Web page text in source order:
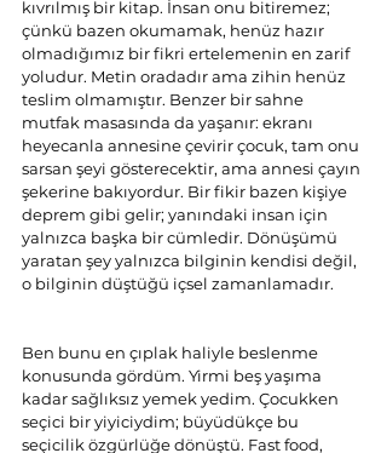
kıvrılmış bir kitap. İnsan onu bitiremez;
çünkü bazen okumamak, henüz hazır
olmadığımız bir fikri ertelemenin en zarif
yoludur. Metin oradadır ama zihin henüz
teslim olmamıştır. Benzer bir sahne
mutfak masasında da yaşanır: ekranı
heyecanla annesine çevirir çocuk, tam onu
sarsan şeyi gösterecektir, ama annesi çayın
şekerine bakıyordur. Bir fikir bazen kişiye
deprem gibi gelir; yanındaki insan için
yalnızca başka bir cümledir. Dönüşümü
yaratan şey yalnızca bilginin kendisi değil,
o bilginin düştüğü içsel zamanlamadır.
Ben bunu en çıplak haliyle beslenme
konusunda gördüm. Yirmi beş yaşıma
kadar sağlıksız yemek yedim. Çocukken
seçici bir yiyiciydim; büyüdükçe bu
seçicilik özgürlüğe dönüştü. Fast food,